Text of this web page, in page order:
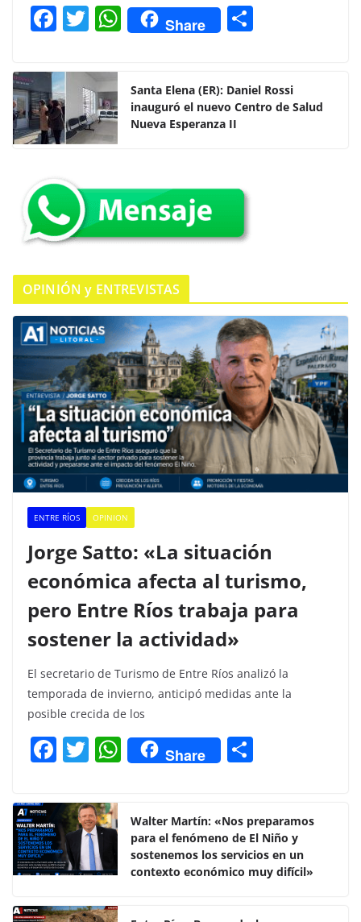
F
c
e
b
o
o
k
T
itt
er
W
h
s
A
Share
p
ar
Santa Elena (ER): Daniel Rossi
inauguró el nuevo Centro de Salud
Nueva Esperanza II
OPINIÓN y ENTREVISTAS
ENTRE RÍOS OPINION
Jorge Satto: «La situación
económica afecta al turismo,
pero Entre Ríos trabaja para
sostener la actividad»
El secretario de Turismo de Entre Ríos analizó la
temporada de invierno, anticipó medidas ante la
posible crecida de los
F
c
e
b
o
o
T
itt
er
W
h
s
A
p
Share
p
ar
tir
Walter Martín: «Nos preparamos
para el fenómeno de El Niño y
sostenemos los servicios en un
contexto económico muy difícil»